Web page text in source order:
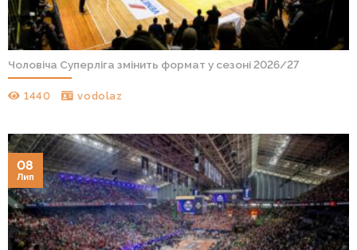
Чоловіча Суперліга змінить формат у сезоні 2026/27
1440 vodolaz
08
Лип